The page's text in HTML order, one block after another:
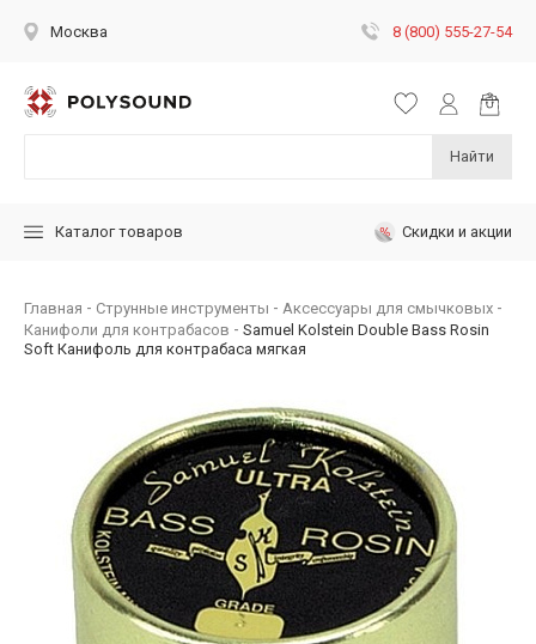
Москва 8 (800) 555-27-54
Найти
Каталог товаров Скидки и акции
Главная Струнные инструменты
Аксессуары для смычковых
Канифоли для контрабасов
Samuel Kolstein Double Bass Rosin
Soft Канифоль для контрабаса мягкая